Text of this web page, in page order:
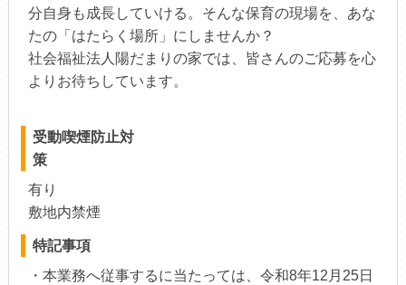
分自身も成長していける。そんな保育の現場を、あな
たの「はたらく場所」にしませんか？
社会福祉法人陽だまりの家では、皆さんのご応募を心
よりお待ちしています。
受動喫煙防止対
策
有り
敷地内禁煙
特記事項
・本業務へ従事するに当たっては、令和8年12月25日